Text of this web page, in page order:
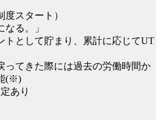
スタート）
なる。」
トとして貯まり、累計に応じてUT
ってきた際には過去の労働時間か
(※)
あり